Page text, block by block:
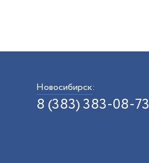
Новосибирск:
8 (383) 383-08-73